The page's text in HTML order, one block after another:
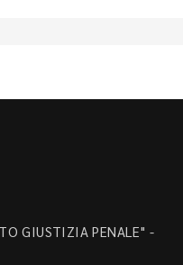
GIUSTIZIA PENALE" -